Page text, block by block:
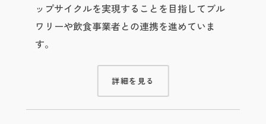
ップサイクルを実現することを目指してブル
ワリーや飲食事業者との連携を進めていま
す。
詳細を見る